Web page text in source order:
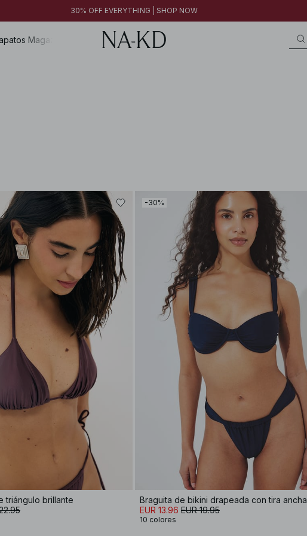
30% OFF EVERYTHING | SHOP NOW
Magazine
triángulo brillante
-30%
Braguita de bikini drapeada con tira ancha
EUR 13.96 EUR 19.95
10 colores